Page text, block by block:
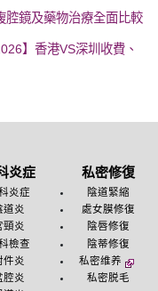
腔鏡及藥物治療全面比較
】香港VS深圳收費、
炎症
炎症
道炎
頸炎
檢查
件炎
腔炎
私密修復
陰道緊縮
處女膜修復
陰唇修復
陰蒂修復
私密维养
私密脱毛